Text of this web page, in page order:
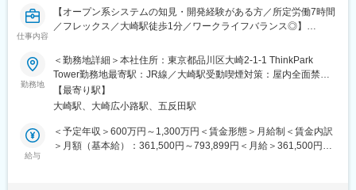
同社はアジャイルを用いた働き方を全社的に導入しており、シス
テムもアジャイル開発を行っています。非常にスピード感を持っ
■組織構成
各部門20代～40代のエンジニアが在籍しており、中途入社者が６
～7割を占める為、入社後も馴染みやすい環境です。また、部内の
雰囲気も落ち着いており和やかな雰囲気です。
所定労働7時間、全社平均残業20時間程度で、フレックス制度の
活用も可能です。リモートワークも可能となっており、ワークラ
仕事内容
【オープン系システムの知見・開発経験がある方／所定労働7時間
／フレックス／大崎駅徒歩1分／ワークライフバランス◎】
■業務内容：
売上、契約件数の増加に伴うシステム人員強化の為の募集です。
ITプロダクト開発部、ITフロント開発部のいずれかのグループでの
採用となります。自社の生命保険商品に関するシステム開発・保
守業務をお任せいたします。
※開発作業は外部ベンダーに委託しています。
■業務詳細：
勤務地
＜勤務地詳細＞本社住所：東京都品川区大崎2-1-1 ThinkPark
Tower勤務地最寄駅：JR線／大崎駅受動喫煙対策：屋内全面禁煙
変更の範囲：会社の定める事業所（リモートワーク含む）
【最寄り駅】
大崎駅、大崎広小路駅、五反田駅
給与
＜予定年収＞600万円～1,300万円＜賃金形態＞月給制＜賃金内訳
＞月額（基本給）：361,500円～793,899円＜月給＞361,500円～